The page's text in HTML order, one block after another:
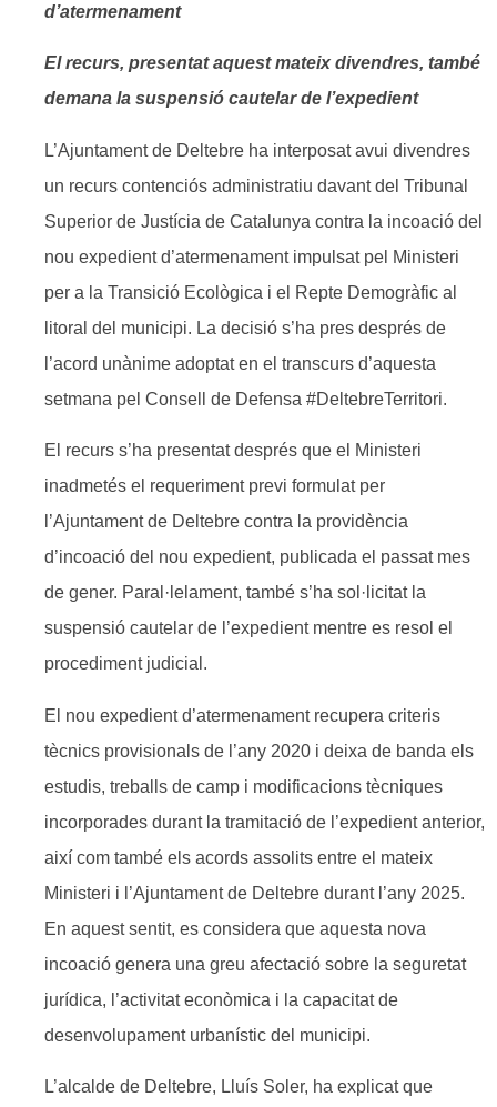
d’atermenament
El recurs, presentat aquest mateix divendres, també
demana la suspensió cautelar de l’expedient
L’Ajuntament de Deltebre ha interposat avui divendres
un recurs contenciós administratiu davant del Tribunal
Superior de Justícia de Catalunya contra la incoació del
nou expedient d’atermenament impulsat pel Ministeri
per a la Transició Ecològica i el Repte Demogràfic al
litoral del municipi. La decisió s’ha pres després de
l’acord unànime adoptat en el transcurs d’aquesta
setmana pel Consell de Defensa #DeltebreTerritori.
El recurs s’ha presentat després que el Ministeri
inadmetés el requeriment previ formulat per
l’Ajuntament de Deltebre contra la providència
d’incoació del nou expedient, publicada el passat mes
de gener. Paral·lelament, també s’ha sol·licitat la
suspensió cautelar de l’expedient mentre es resol el
procediment judicial.
El nou expedient d’atermenament recupera criteris
tècnics provisionals de l’any 2020 i deixa de banda els
estudis, treballs de camp i modificacions tècniques
incorporades durant la tramitació de l’expedient anterior,
així com també els acords assolits entre el mateix
Ministeri i l’Ajuntament de Deltebre durant l’any 2025.
En aquest sentit, es considera que aquesta nova
incoació genera una greu afectació sobre la seguretat
jurídica, l’activitat econòmica i la capacitat de
desenvolupament urbanístic del municipi.
L’alcalde de Deltebre, Lluís Soler, ha explicat que